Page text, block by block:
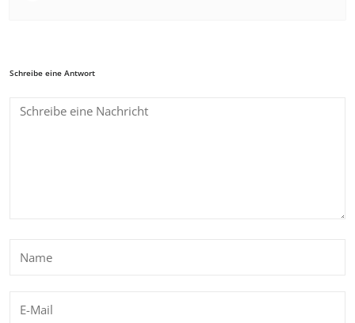
Schreibe eine Antwort